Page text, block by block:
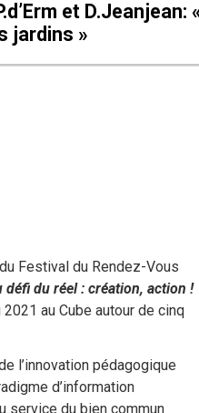
effondrements aux
Festival du Rendez-Vous
défi du réel : création, action !
au Cube autour de cinq
l’innovation pédagogique
d’information
service du bien commun
Sandrine Roudaut,
en question :
Jean-Guy
: entre jeu vidéo et
Moulon : «
»
Pichery et Jean-
Sapiens : Le cyborg
à la
»
« Vers un
? »
Roudaut «
une harmonie socio-
l’économie à
et D.Jeanjean:
jardins »